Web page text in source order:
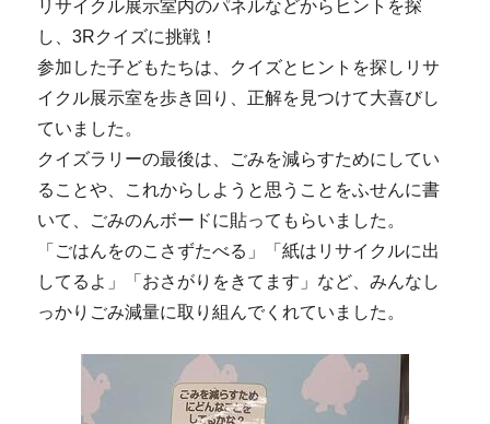
リサイクル展示室内のパネルなどからヒントを探
し、3Rクイズに挑戦！
参加した子どもたちは、クイズとヒントを探しリサ
イクル展示室を歩き回り、正解を見つけて大喜びし
ていました。
クイズラリーの最後は、ごみを減らすためにしてい
ることや、これからしようと思うことをふせんに書
いて、ごみのんボードに貼ってもらいました。
「ごはんをのこさずたべる」「紙はリサイクルに出
してるよ」「おさがりをきてます」など、みんなし
っかりごみ減量に取り組んでくれていました。